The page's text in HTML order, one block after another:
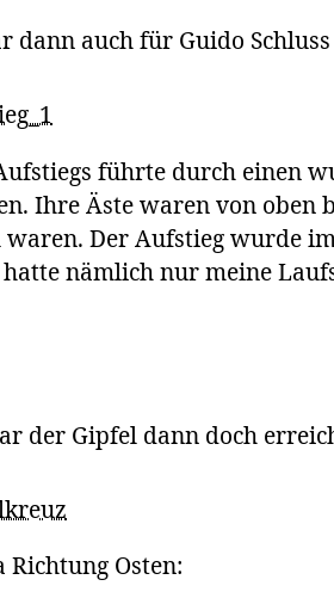
dann auch für Guido
führte durch einen
Ihre Äste waren von
Der Aufstieg wurde
nämlich nur meine
der Gipfel dann doch
Osten: